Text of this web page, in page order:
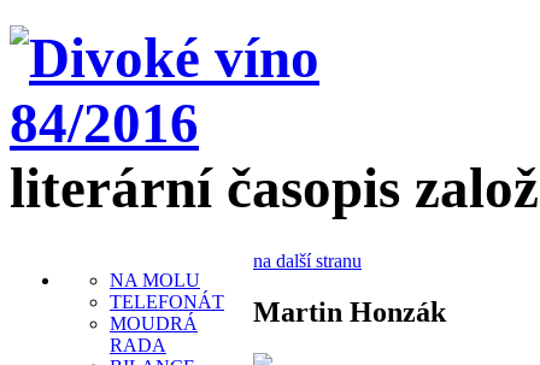
literární časopis
NA MOLU
TELEFONÁT
MOUDRÁ
RADA
na další stranu
Martin Honzák